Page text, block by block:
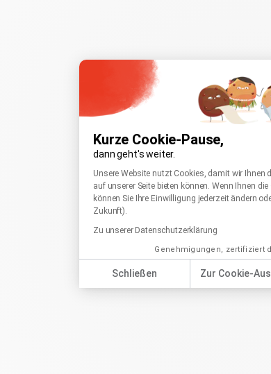
Kurze Cookie-Pause,
dann geht's weiter.
Unsere Website nutzt Cookies, damit wir Ihnen
auf unserer Seite bieten können. Wenn Ihnen
können Sie Ihre Einwilligung jederzeit ändern
Zukunft).
Zu unserer Datenschutzerklärung
Genehmigungen, zertifiziert
Schließen Zur Cookie-
Axeptio